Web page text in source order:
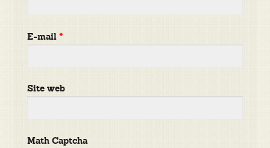
E-mail*
Site web
Math Captcha